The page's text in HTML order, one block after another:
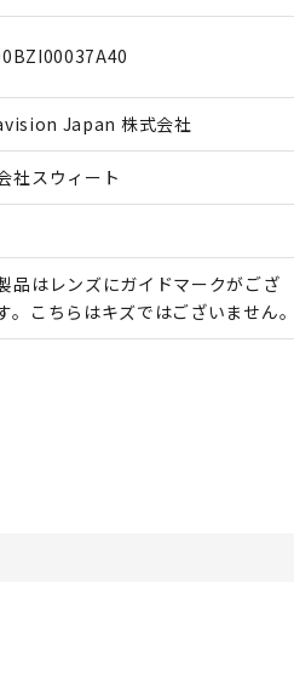
Japan 株式会社
社スウィート
品はレンズにガイドマークがござ
。こちらはキズではございません。